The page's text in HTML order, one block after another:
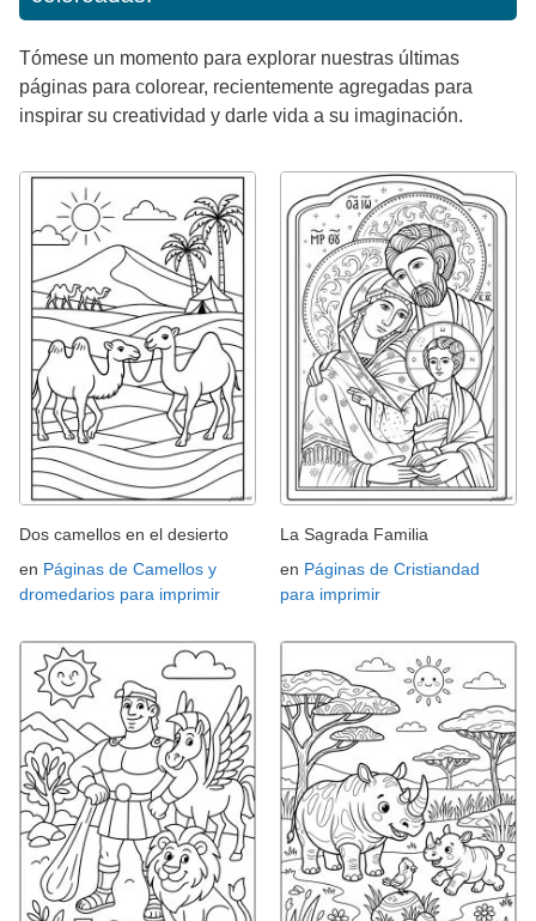
Tómese un momento para explorar nuestras últimas
páginas para colorear, recientemente agregadas para
inspirar su creatividad y darle vida a su imaginación.
Dos camellos en el desierto
en Páginas de Camellos y
dromedarios para imprimir
La Sagrada Familia
en Páginas de Cristiandad
para imprimir